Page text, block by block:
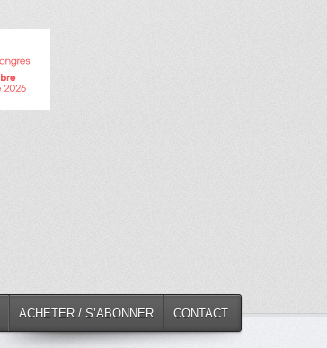
ACHETER / S’ABONNER CONTACT